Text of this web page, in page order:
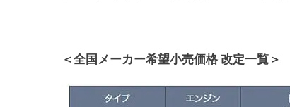
＜全国メーカー希望小売価格 改定一覧＞